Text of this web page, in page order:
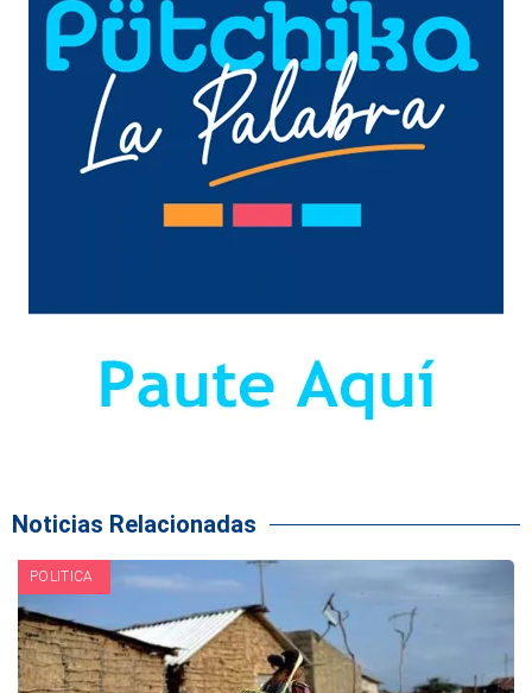
Noticias Relacionadas
POLITICA